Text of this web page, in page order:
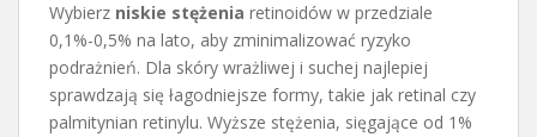
Wybierz niskie stężenia retinoidów w przedziale
0,1%-0,5% na lato, aby zminimalizować ryzyko
podrażnień. Dla skóry wrażliwej i suchej najlepiej
sprawdzają się łagodniejsze formy, takie jak retinal czy
palmitynian retinylu. Wyższe stężenia, sięgające od 1%